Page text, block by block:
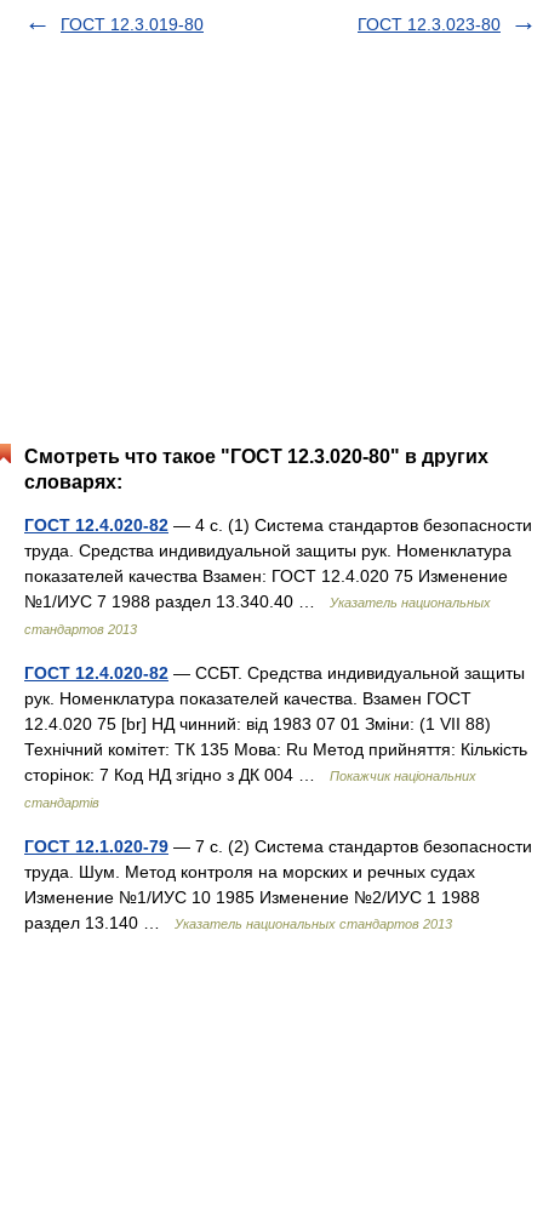
ГОСТ 12.3.019-80
ГОСТ 12.3.023-80
Смотреть что такое "ГОСТ 12.3.020-80" в других
словарях:
ГОСТ 12.4.020-82 — 4 с. (1) Система стандартов безопасности
труда. Средства индивидуальной защиты рук. Номенклатура
показателей качества Взамен: ГОСТ 12.4.020 75 Изменение
№1/ИУС 7 1988 раздел 13.340.40 …
Указатель национальных
стандартов 2013
ГОСТ 12.4.020-82 — ССБТ. Средства индивидуальной защиты
рук. Номенклатура показателей качества. Взамен ГОСТ
12.4.020 75 [br] НД чинний: від 1983 07 01 Зміни: (1 VII 88)
Технічний комітет: ТК 135 Мова: Ru Метод прийняття: Кількість
сторінок: 7 Код НД згідно з ДК 004 …
Покажчик національних
стандартів
ГОСТ 12.1.020-79 — 7 с. (2) Система стандартов безопасности
труда. Шум. Метод контроля на морских и речных судах
Изменение №1/ИУС 10 1985 Изменение №2/ИУС 1 1988
раздел 13.140 …
Указатель национальных стандартов 2013